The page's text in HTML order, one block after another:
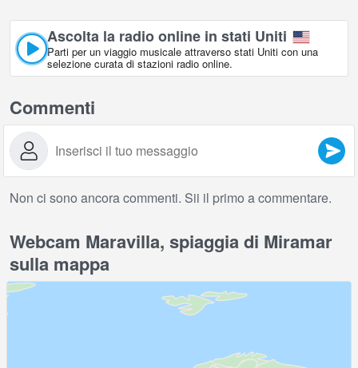
Ascolta la radio online in stati Uniti
Parti per un viaggio musicale attraverso stati Uniti con una
selezione curata di stazioni radio online.
Commenti
Non ci sono ancora commenti. Sii il primo a commentare.
Webcam Maravilla, spiaggia di Miramar
sulla mappa